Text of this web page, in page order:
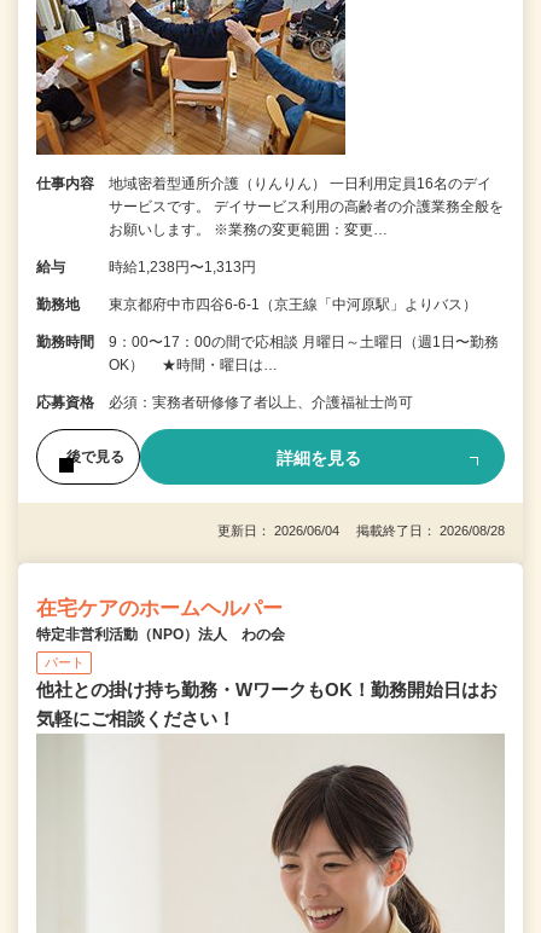
仕事内容
地域密着型通所介護（りんりん） 一日利用定員16名のデイ
サービスです。 デイサービス利用の高齢者の介護業務全般を
お願いします。 ※業務の変更範囲：変更…
給与 時給1,238円〜1,313円
勤務地 東京都府中市四谷6-6-1（京王線「中河原駅」よりバス）
勤務時間
9：00〜17：00の間で応相談 月曜日～土曜日（週1日〜勤務
OK） ★時間・曜日は…
応募資格 必須：実務者研修修了者以上、介護福祉士尚可
後で見る 詳細を見る
更新日： 2026/06/04 掲載終了日： 2026/08/28
在宅ケアのホームヘルパー
特定非営利活動（NPO）法人 わの会
パート
他社との掛け持ち勤務・WワークもOK！勤務開始日はお
気軽にご相談ください！